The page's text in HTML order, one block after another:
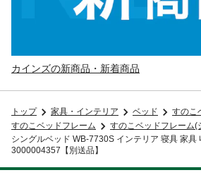
カインズの新商品・新着商品
トップ 家具・インテリア ベッド
すのこ
すのこベッドフレーム
すのこベッドフレーム(
シングルベッド WB-7730S インテリア 寝具 家具
3000004357【別送品】